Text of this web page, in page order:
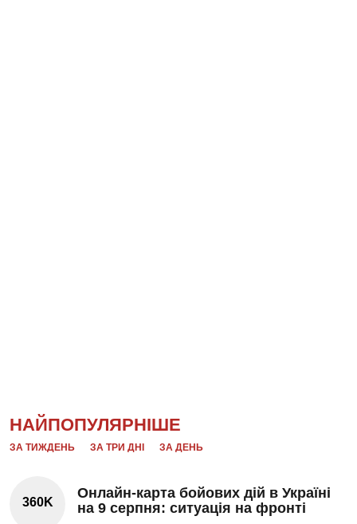
НАЙПОПУЛЯРНІШЕ
ЗА ТИЖДЕНЬ ЗА ТРИ ДНІ ЗА ДЕНЬ
360K
Онлайн-карта бойових дій в Україні
на 9 серпня: ситуація на фронті